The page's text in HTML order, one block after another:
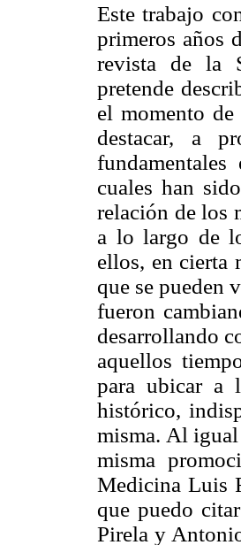
Este trabajo
primeros años
revista de la
pretende
el momento
destacar, a
cuales han
relación de los
a lo largo de
ellos, en cierta
que se pueden
fueron
desarrollando
aquellos
para ubicar a
histórico,
misma. Al igual
misma
Medicina Luis
que puedo
Pirela y